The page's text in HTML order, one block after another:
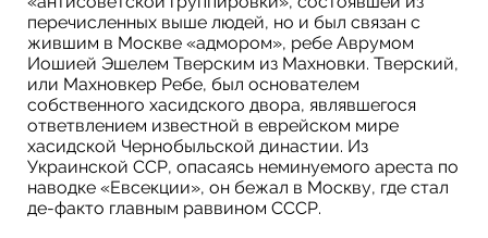
перечисленных выше людей, но и был связан с
жившим в Москве «адмором», ребе Аврумом
Иошией Эшелем Тверским из Махновки. Тверский,
или Махновкер Ребе, был основателем
собственного хасидского двора, являвшегося
ответвлением известной в еврейском мире
хасидcкой Чернобыльской династии. Из
Украинской ССР, опасаясь неминуемого ареста по
наводке «Евсекции», он бежал в Москву, где стал
де-факто главным раввином СССР.